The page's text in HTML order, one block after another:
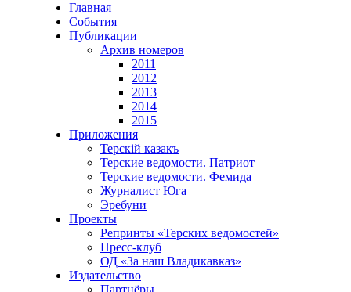
Главная
События
Публикации
Архив номеров
2011
2012
2013
2014
2015
Приложения
Терскiй казакъ
Терские ведомости. Патриот
Терские ведомости. Фемида
Журналист Юга
Эребуни
Проекты
Репринты «Терских ведомостей»
Пресс-клуб
ОД «За наш Владикавказ»
Издательство
Партнёры